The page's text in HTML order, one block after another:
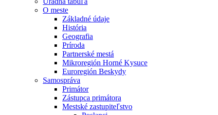
O meste
Základné údaje
História
Geografia
Príroda
Partnerské mestá
Mikroregión Horné Kysuce
Euroregión Beskydy
Samospráva
Primátor
Zástupca primátora
Mestské zastupiteľstvo